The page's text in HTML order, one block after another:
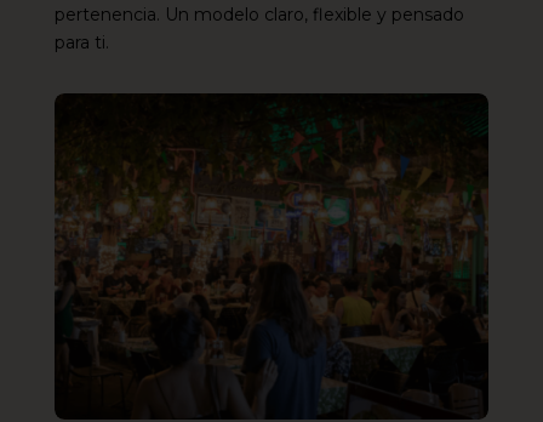
pertenencia. Un modelo claro, flexible y pensado
para ti.